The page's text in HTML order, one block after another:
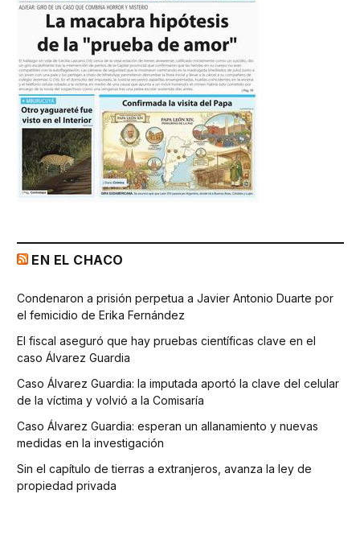
EN EL CHACO
Condenaron a prisión perpetua a Javier Antonio Duarte por
el femicidio de Erika Fernández
El fiscal aseguró que hay pruebas científicas clave en el
caso Álvarez Guardia
Caso Álvarez Guardia: la imputada aportó la clave del celular
de la víctima y volvió a la Comisaría
Caso Álvarez Guardia: esperan un allanamiento y nuevas
medidas en la investigación
Sin el capítulo de tierras a extranjeros, avanza la ley de
propiedad privada